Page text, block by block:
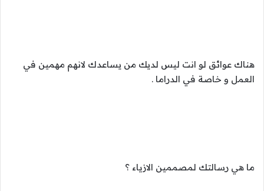
هناك عوائق لو انت ليس لديك من يساعدك لانهم مهمين في
العمل و خاصة في الدراما .
ما هي رسالتك لمصممين الازياء ؟